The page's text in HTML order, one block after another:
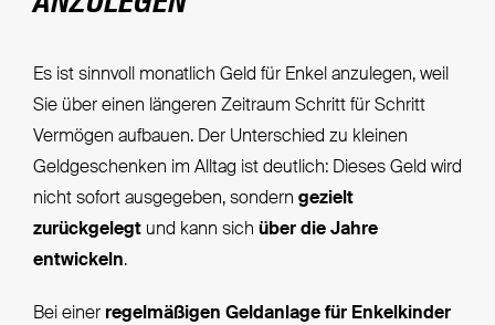
Es ist sinnvoll monatlich Geld für Enkel anzulegen, weil
Sie über einen längeren Zeitraum Schritt für Schritt
Vermögen aufbauen. Der Unterschied zu kleinen
Geldgeschenken im Alltag ist deutlich: Dieses Geld wird
nicht sofort ausgegeben, sondern gezielt
zurückgelegtund kann sich über die Jahre
entwickeln.
Bei einer regelmäßigen Geldanlage für Enkelkinder